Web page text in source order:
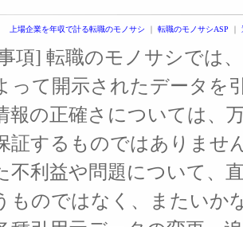
上場企業を年収で計る転職のモノサシ ｜ 転職のモノサシASP ｜
項] 転職のモノサシでは
って開示されたデータを
報の正確さについては、
証するものではありませ
不利益や問題について、
ものではなく、またいか